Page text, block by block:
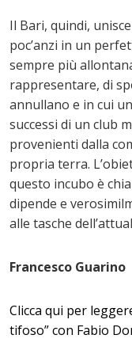
Il Bari, quindi,
poc’anzi in un
sempre più
rappresentare, di
annullano e in cui
successi di un club
provenienti dalla
propria terra.
questo incubo è
dipende e
alle tasche
Francesco Guarino
Clicca qui per
tifoso” con Fabio